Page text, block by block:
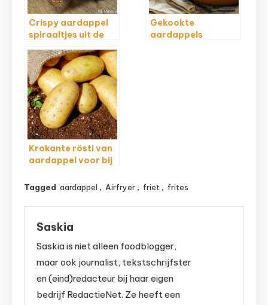
Crispy aardappel
spiraaltjes uit de
Gekookte
aardappels
Krokante rösti van
aardappel voor bij
snack
Tagged aardappel , Airfryer , friet , frites
Saskia
Saskia is niet alleen foodblogger,
maar ook journalist, tekstschrijfster
en (eind)redacteur bij haar eigen
bedrijf RedactieNet. Ze heeft een